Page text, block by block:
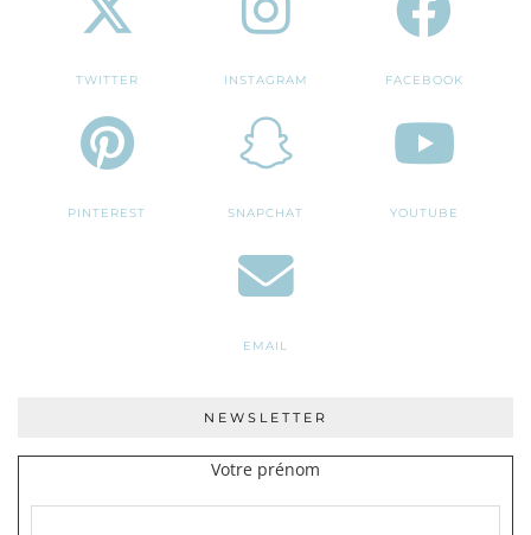
TWITTER INSTAGRAM FACEBOOK
PINTEREST SNAPCHAT YOUTUBE
EMAIL
NEWSLETTER
Votre prénom